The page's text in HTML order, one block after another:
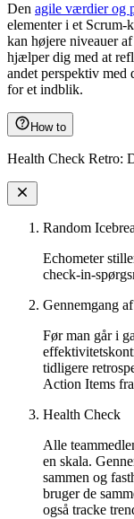
Den agile værdier og
elementer i et Scrum-
kan højere niveauer af
hjælper dig med at
andet perspektiv med
for et indblik.
How to
Health Check Retro:
Random
Echometer
check-in-
Gennemgang
Før man går i
tidligere
Action Items
Health Check
Alle
en skala.
sammen og
bruger de
også tracke